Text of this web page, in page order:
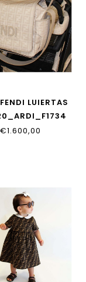
LUIERTAS
€1.600,00